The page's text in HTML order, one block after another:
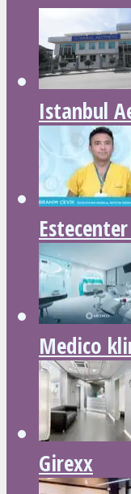
Istanbul
Medico
Girexx